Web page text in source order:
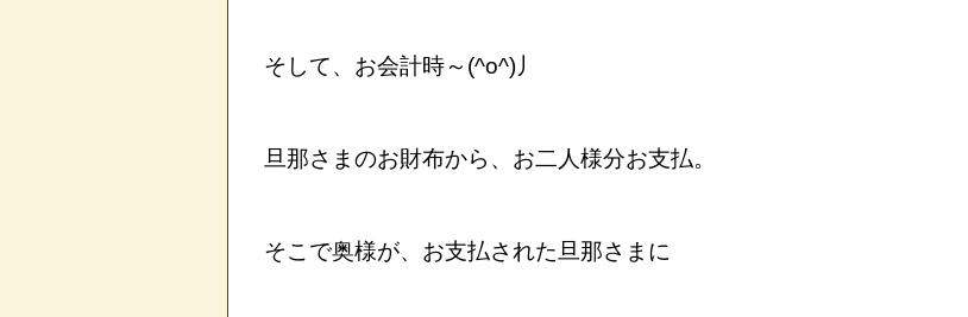
そして、お会計時～(^o^)丿
旦那さまのお財布から、お二人様分お支払。
そこで奥様が、お支払された旦那さまに